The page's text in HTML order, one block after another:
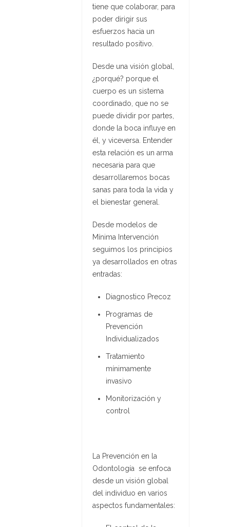
tiene que colaborar, para
poder dirigir sus
esfuerzos hacia un
resultado positivo.
Desde una visión global,
¿porqué? porque el
cuerpo es un sistema
coordinado, que no se
puede dividir por partes,
donde la boca influye en
él, y viceversa. Entender
esta relación es un arma
necesaria para que
desarrollaremos bocas
sanas para toda la vida y
el bienestar general.
Desde modelos de
Mínima Intervención
seguimos los principios
ya desarrollados en otras
entradas:
Diagnostico Precoz
Programas de
Prevención
Individualizados
Tratamiento
mínimamente
invasivo
Monitorización y
control
La Prevención en la
Odontología se enfoca
desde un visión global
del individuo en varios
aspectos fundamentales: